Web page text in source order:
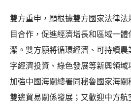
雙方重申，願根據雙方國家法律
目合作，促進經濟增長和區域一
潔。雙方願將循環經濟、可持續
字經濟投資、綠色發展等新興領
加強中國海關總署同秘魯國家海
雙邊貿易關係發展；又歡迎中方